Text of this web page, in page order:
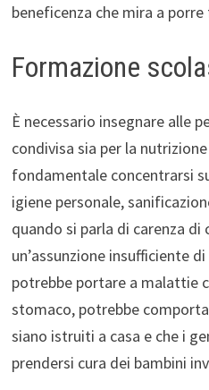
beneficenza che mira a
Formazione
È necessario insegnare alle
condivisa sia per la
fondamentale concentrarsi
igiene personale,
quando si parla di carenza di
un’assunzione insufficiente
potrebbe portare a malattie
stomaco, potrebbe
siano istruiti a casa e che i
prendersi cura dei bambini